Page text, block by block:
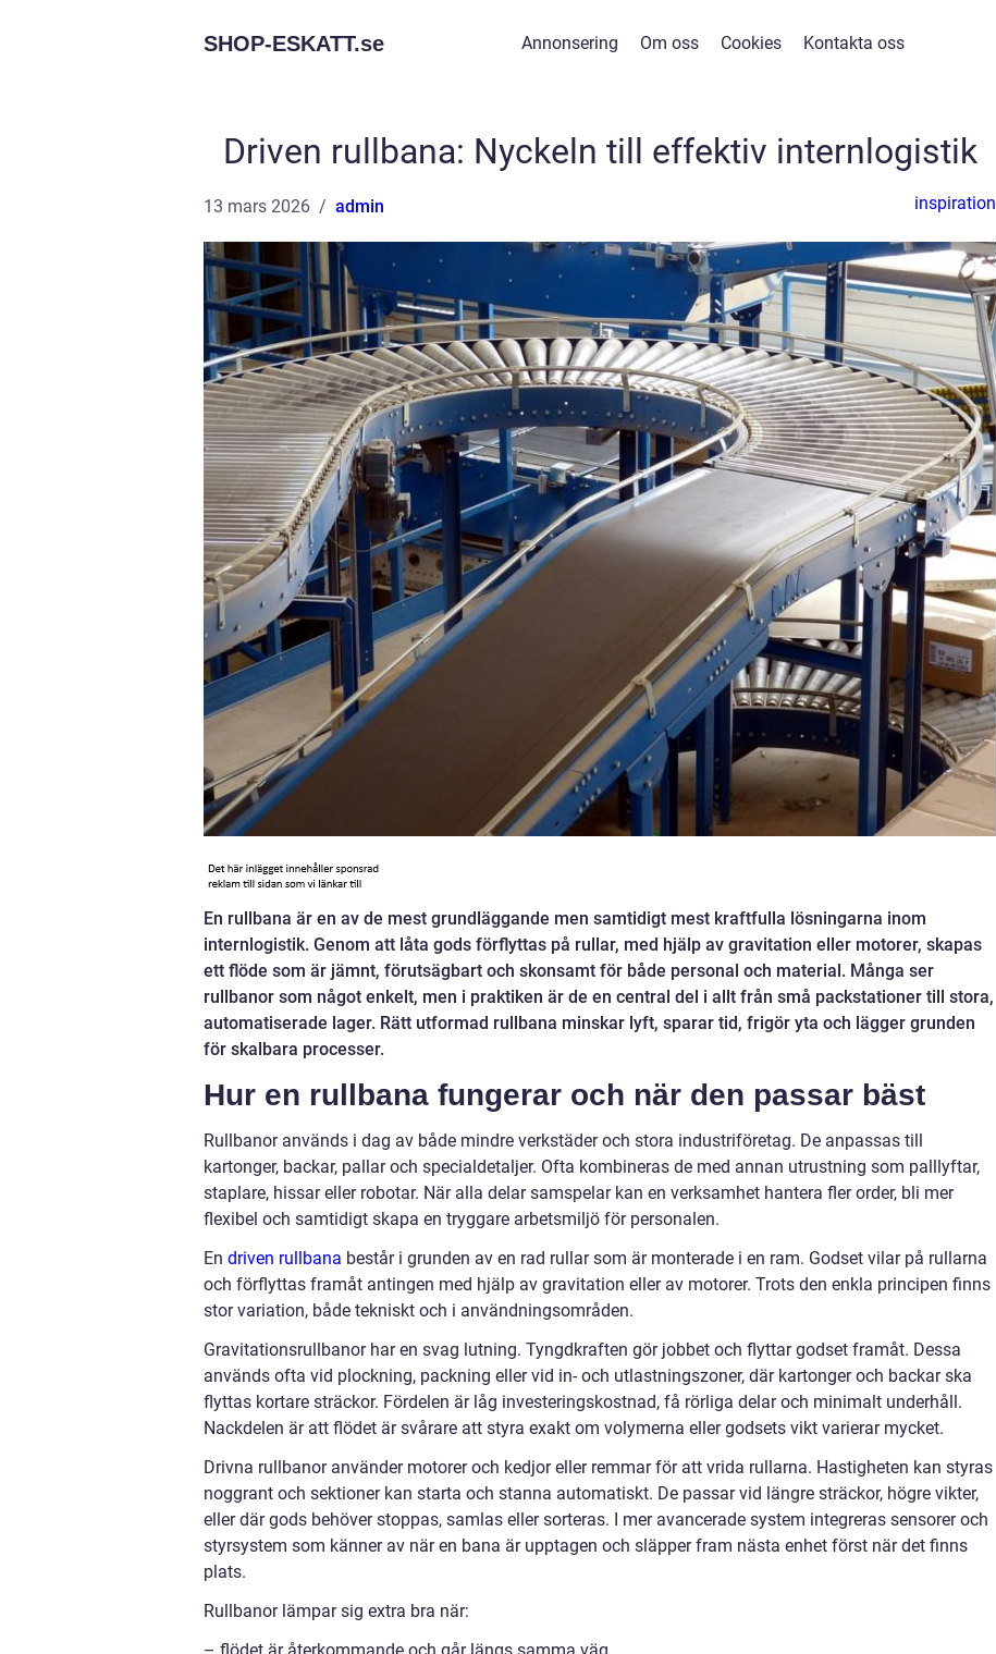
SHOP-ESKATT.se Annonsering Om oss Cookies Kontakta oss
Driven rullbana: Nyckeln till effektiv internlogistik
13 mars 2026 admin inspiration
En rullbana är en av de mest grundläggande men samtidigt mest kraftfulla lösningarna inom
internlogistik. Genom att låta gods förflyttas på rullar, med hjälp av gravitation eller motorer, skapas
ett flöde som är jämnt, förutsägbart och skonsamt för både personal och material. Många ser
rullbanor som något enkelt, men i praktiken är de en central del i allt från små packstationer till stora,
automatiserade lager. Rätt utformad rullbana minskar lyft, sparar tid, frigör yta och lägger grunden
för skalbara processer.
Hur en rullbana fungerar och när den passar bäst
Rullbanor används i dag av både mindre verkstäder och stora industriföretag. De anpassas till
kartonger, backar, pallar och specialdetaljer. Ofta kombineras de med annan utrustning som palllyftar,
staplare, hissar eller robotar. När alla delar samspelar kan en verksamhet hantera fler order, bli mer
flexibel och samtidigt skapa en tryggare arbetsmiljö för personalen.
En driven rullbana består i grunden av en rad rullar som är monterade i en ram. Godset vilar på rullarna
och förflyttas framåt antingen med hjälp av gravitation eller av motorer. Trots den enkla principen finns
stor variation, både tekniskt och i användningsområden.
Gravitationsrullbanor har en svag lutning. Tyngdkraften gör jobbet och flyttar godset framåt. Dessa
används ofta vid plockning, packning eller vid in- och utlastningszoner, där kartonger och backar ska
flyttas kortare sträckor. Fördelen är låg investeringskostnad, få rörliga delar och minimalt underhåll.
Nackdelen är att flödet är svårare att styra exakt om volymerna eller godsets vikt varierar mycket.
Drivna rullbanor använder motorer och kedjor eller remmar för att vrida rullarna. Hastigheten kan styras
noggrant och sektioner kan starta och stanna automatiskt. De passar vid längre sträckor, högre vikter,
eller där gods behöver stoppas, samlas eller sorteras. I mer avancerade system integreras sensorer och
styrsystem som känner av när en bana är upptagen och släpper fram nästa enhet först när det finns
plats.
Rullbanor lämpar sig extra bra när: